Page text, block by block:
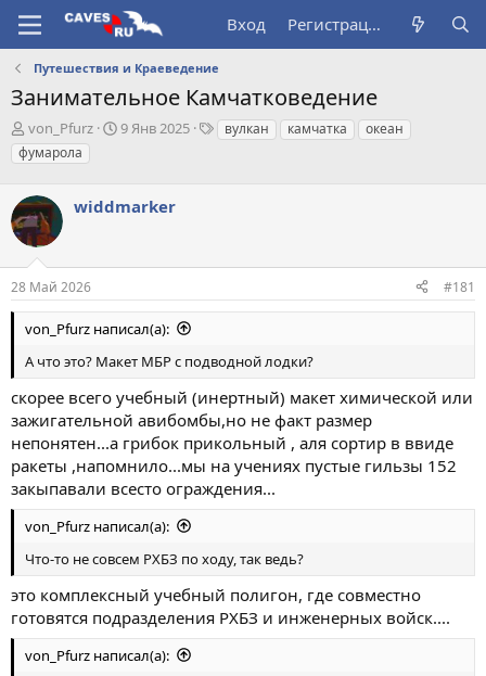
Вход Регистрация
Путешествия и Краеведение
Занимательное Камчатковедение
А
в
т
р
т
е
м
ы
von_Pfurz
Д
н
а
а
9 Янв 2025
Твулкан камчатка
океан
фумарола
widdmarker
28 Май 2026 #181
von_Pfurz написал(а):
А что это? Макет МБР с подводной лодки?
скорее всего учебный (инертный) макет химической или
зажигательной авибомбы,но не факт размер
непонятен...а грибок прикольный , аля сортир в ввиде
ракеты ,напомнило...мы на учениях пустые гильзы 152
закыпавали всесто ограждения...
von_Pfurz написал(а):
Что-то не совсем РХБЗ по ходу, так ведь?
это комплексный учебный полигон, где совместно
готовятся подразделения РХБЗ и инженерных войск....
von_Pfurz написал(а):